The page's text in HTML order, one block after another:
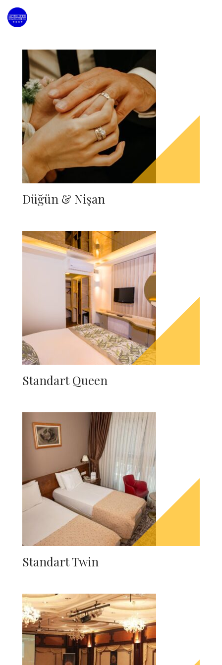
Düğün & Nişan
Standart Queen
Standart Twin